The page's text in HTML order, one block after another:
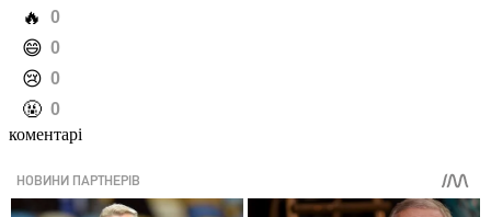
️🔥 0
️😄 0
️😢 0
️🤬 0
коментарі